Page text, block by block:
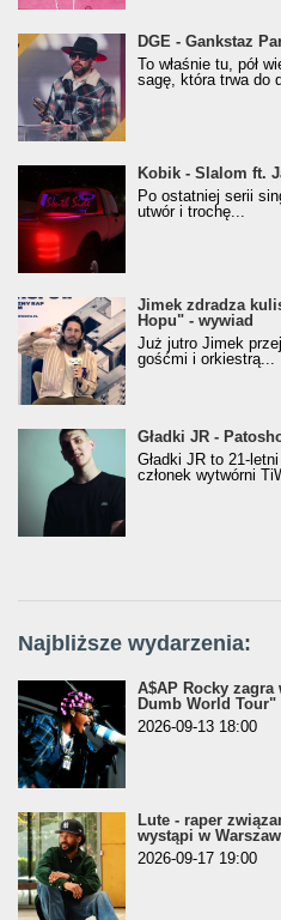
donGURALesko z
Klasyczny/
(Popkillery 2023)
DGE - Gankstaz
To właśnie tu, pół
sagę, która trwa do
Kobik - Slalom ft. Jan-
[Official Music Visualiser]
Kobik - Slalom ft.
Po ostatniej serii
utwór i trochę...
Jimek zdradza kulisy
Hopu" - wywiad
Jimek zdradza
Hopu" - wywiad
Już jutro Jimek
gośćmi i orkiestrą...
Gładki JR - Patoshot
Gładki JR -
Gładki JR to 21-
członek wytwórni
Najbliższe wydarzenia:
A$AP Rocky
Dumb World Tour"
2026-09-13 18:00
Lute - raper
wystąpi w
2026-09-17 19:00